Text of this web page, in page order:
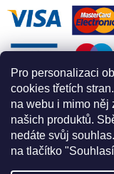
Pro personalizaci
cookies třetích
na webu i mimo něj
našich produktů.
nedáte svůj
na tlačítko